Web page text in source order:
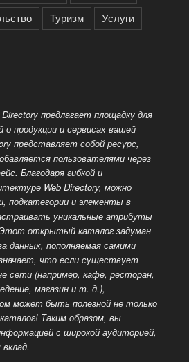
Туризм
Услуги
предлагает площадку для
о продукции и сервисах вашей
представляет собой ресурс,
пользователями через
Благодаря гибкой и
Web Directory, можно
подкатегории и элементы в
уникальные атрибуты
Этот открытый каталог задуман
данных, пополняемая самими
что если существует
сети (например, кафе, ресторан,
магазин и т. д.),
может быть полезной не только
Таким образом, вы
с широкой аудиторией,